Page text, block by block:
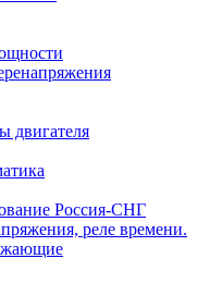
двигателя
Россия-СНГ
реле времени.